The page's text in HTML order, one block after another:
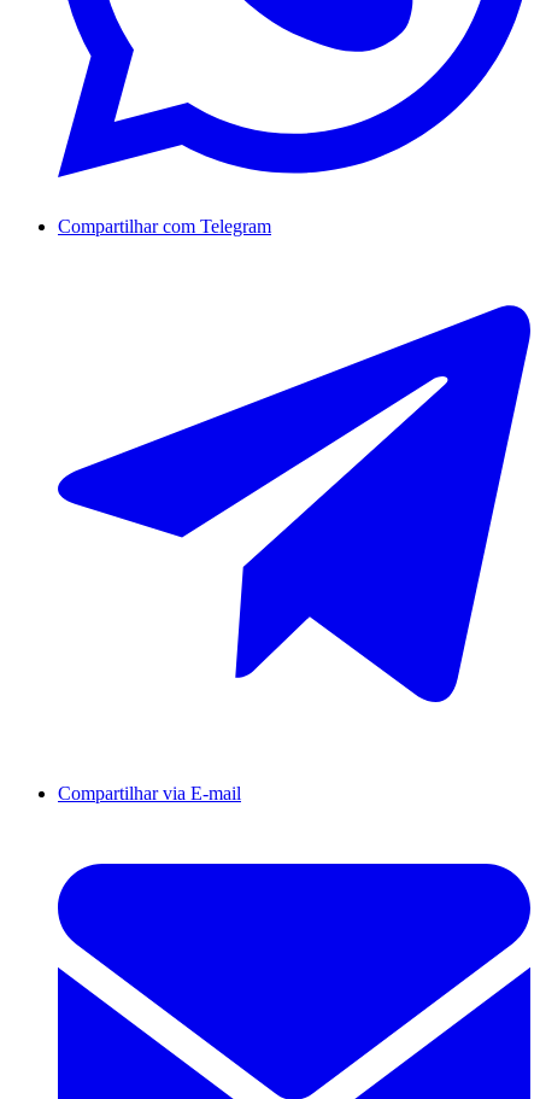
Compartilhar com Telegram
Compartilhar via E-mail